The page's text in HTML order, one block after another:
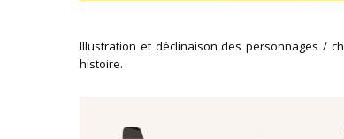
Illustration et déclinaison des personnages /
histoire.